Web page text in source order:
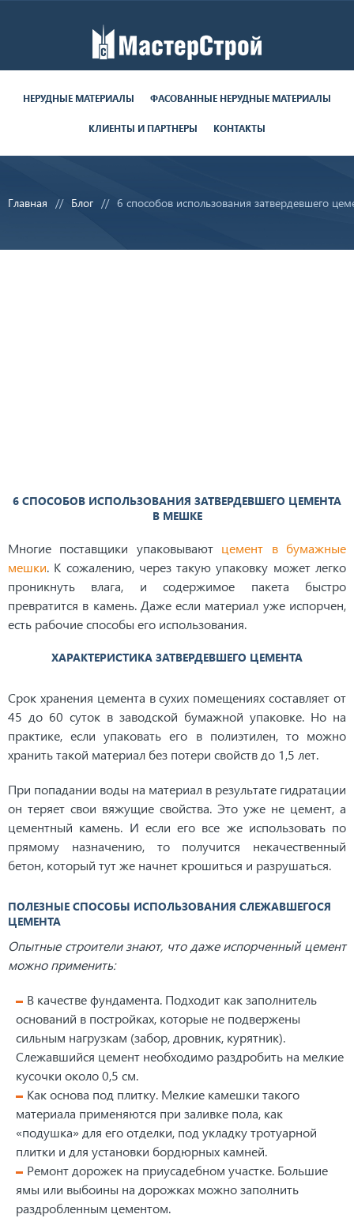
поставки круглосуточно
НЕРУДНЫЕ МАТЕРИАЛЫ ФАСОВАННЫЕ НЕРУДНЫЕ МАТЕРИАЛЫ
КЛИЕНТЫ И ПАРТНЕРЫ КОНТАКТЫ
Главная Блог 6 способов использования затвердевшего
6 СПОСОБОВ ИСПОЛЬЗОВАНИЯ ЗАТВЕРДЕВШЕГО ЦЕМЕНТА
В МЕШКЕ
Многие поставщики упаковывают цемент в бумажные
мешки. К сожалению, через такую упаковку может легко
проникнуть влага, и содержимое пакета быстро
превратится в камень. Даже если материал уже испорчен,
есть рабочие способы его использования.
ХАРАКТЕРИСТИКА ЗАТВЕРДЕВШЕГО ЦЕМЕНТА
Срок хранения цемента в сухих помещениях составляет от
45 до 60 суток в заводской бумажной упаковке. Но на
практике, если упаковать его в полиэтилен, то можно
хранить такой материал без потери свойств до 1,5 лет.
При попадании воды на материал в результате гидратации
он теряет свои вяжущие свойства. Это уже не цемент, а
цементный камень. И если его все же использовать по
прямому назначению, то получится некачественный
бетон, который тут же начнет крошиться и разрушаться.
ПОЛЕЗНЫЕ СПОСОБЫ ИСПОЛЬЗОВАНИЯ СЛЕЖАВШЕГОСЯ
ЦЕМЕНТА
Опытные строители знают, что даже испорченный цемент
можно применить:
В качестве фундамента. Подходит как заполнитель
оснований в постройках, которые не подвержены
сильным нагрузкам (забор, дровник, курятник).
Слежавшийся цемент необходимо раздробить на мелкие
кусочки около 0,5 см.
Как основа под плитку. Мелкие камешки такого
материала применяются при заливке пола, как
«подушка» для его отделки, под укладку тротуарной
плитки и для установки бордюрных камней.
Ремонт дорожек на приусадебном участке. Большие
ямы или выбоины на дорожках можно заполнить
раздробленным цементом.